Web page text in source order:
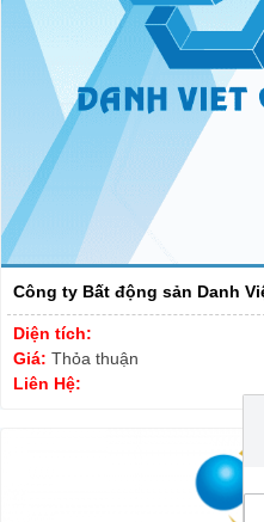
Công ty Bất động sản Danh
Diện tích:
Giá: Thỏa thuận
Liên Hệ: